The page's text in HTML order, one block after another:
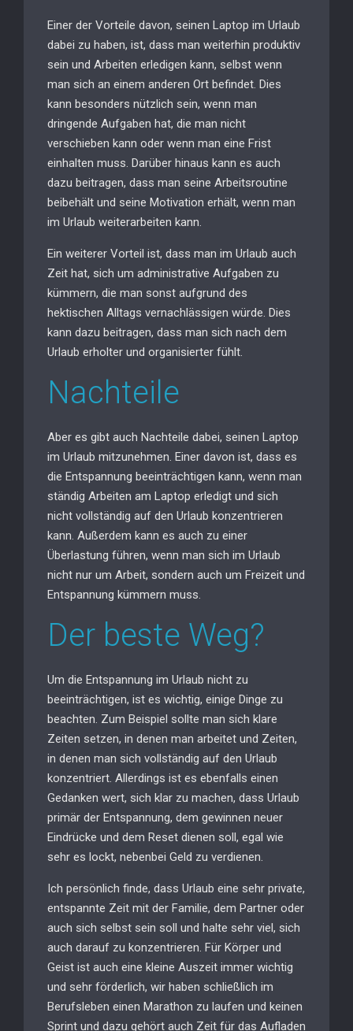
Einer der Vorteile davon, seinen Laptop im Urlaub
dabei zu haben, ist, dass man weiterhin produktiv
sein und Arbeiten erledigen kann, selbst wenn
man sich an einem anderen Ort befindet. Dies
kann besonders nützlich sein, wenn man
dringende Aufgaben hat, die man nicht
verschieben kann oder wenn man eine Frist
einhalten muss. Darüber hinaus kann es auch
dazu beitragen, dass man seine Arbeitsroutine
beibehält und seine Motivation erhält, wenn man
im Urlaub weiterarbeiten kann.
Ein weiterer Vorteil ist, dass man im Urlaub auch
Zeit hat, sich um administrative Aufgaben zu
kümmern, die man sonst aufgrund des
hektischen Alltags vernachlässigen würde. Dies
kann dazu beitragen, dass man sich nach dem
Urlaub erholter und organisierter fühlt.
Nachteile
Aber es gibt auch Nachteile dabei, seinen Laptop
im Urlaub mitzunehmen. Einer davon ist, dass es
die Entspannung beeinträchtigen kann, wenn man
ständig Arbeiten am Laptop erledigt und sich
nicht vollständig auf den Urlaub konzentrieren
kann. Außerdem kann es auch zu einer
Überlastung führen, wenn man sich im Urlaub
nicht nur um Arbeit, sondern auch um Freizeit und
Entspannung kümmern muss.
Der beste Weg?
Um die Entspannung im Urlaub nicht zu
beeinträchtigen, ist es wichtig, einige Dinge zu
beachten. Zum Beispiel sollte man sich klare
Zeiten setzen, in denen man arbeitet und Zeiten,
in denen man sich vollständig auf den Urlaub
konzentriert. Allerdings ist es ebenfalls einen
Gedanken wert, sich klar zu machen, dass Urlaub
primär der Entspannung, dem gewinnen neuer
Eindrücke und dem Reset dienen soll, egal wie
sehr es lockt, nebenbei Geld zu verdienen.
Ich persönlich finde, dass Urlaub eine sehr private,
entspannte Zeit mit der Familie, dem Partner oder
auch sich selbst sein soll und halte sehr viel, sich
auch darauf zu konzentrieren. Für Körper und
Geist ist auch eine kleine Auszeit immer wichtig
und sehr förderlich, wir haben schließlich im
Berufsleben einen Marathon zu laufen und keinen
Sprint und dazu gehört auch Zeit für das Aufladen